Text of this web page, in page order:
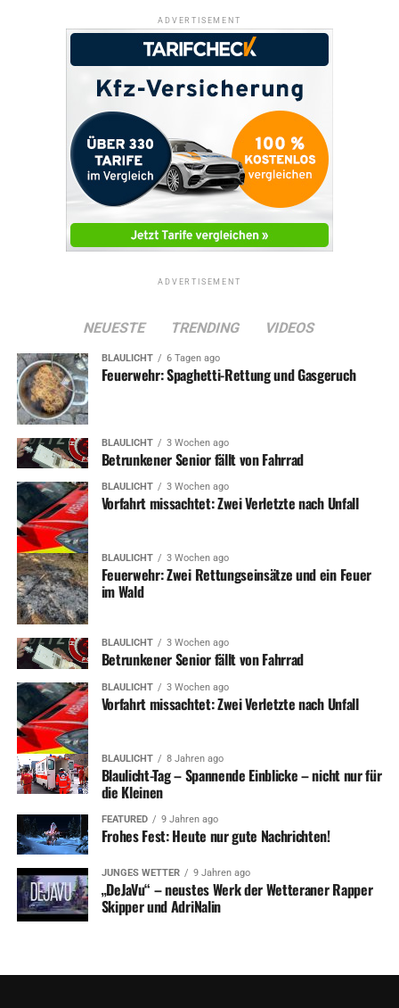
ADVERTISEMENT
ADVERTISEMENT
NEUESTE TRENDING VIDEOS
BLAULICHT 6 Tagen ago
Feuerwehr: Spaghetti-Rettung und Gasgeruch
BLAULICHT 3 Wochen ago
Betrunkener Senior fällt von Fahrrad
BLAULICHT 3 Wochen ago
Vorfahrt missachtet: Zwei Verletzte nach Unfall
BLAULICHT 3 Wochen ago
Feuerwehr: Zwei Rettungseinsätze und ein Feuer
im Wald
BLAULICHT 3 Wochen ago
Betrunkener Senior fällt von Fahrrad
BLAULICHT 3 Wochen ago
Vorfahrt missachtet: Zwei Verletzte nach Unfall
BLAULICHT 8 Jahren ago
Blaulicht-Tag – Spannende Einblicke – nicht nur für
die Kleinen
FEATURED 9 Jahren ago
Frohes Fest: Heute nur gute Nachrichten!
JUNGES WETTER 9 Jahren ago
„DeJaVu“ – neustes Werk der Wetteraner Rapper
Skipper und AdriNalin